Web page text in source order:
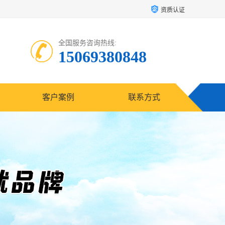
资质认证
全国服务咨询热线:
15069380848
客户案例 联系方式